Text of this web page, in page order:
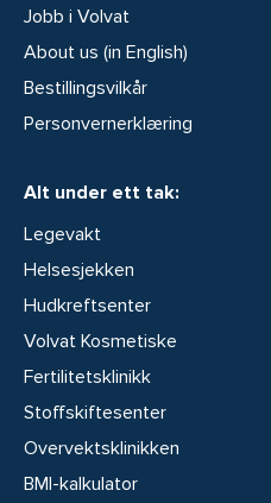
Jobb i Volvat
About us (in English)
Bestillingsvilkår
Personvernerklæring
Alt under ett tak:
Legevakt
Helsesjekken
Hudkreftsenter
Volvat Kosmetiske
Fertilitetsklinikk
Stoffskiftesenter
Overvektsklinikken
BMI-kalkulator